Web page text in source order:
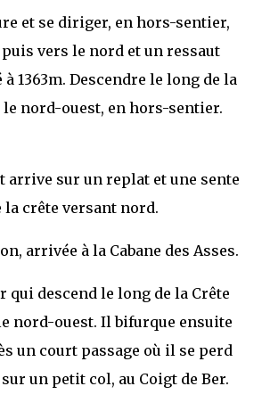
et se diriger, en hors-sentier,
vers le nord et un ressaut
1363m. Descendre le long de la
nord-ouest, en hors-sentier.
arrive sur un replat et une sente
la crête versant nord.
arrivée à la Cabane des Asses.
qui descend le long de la Crête
nord-ouest. Il bifurque ensuite
un court passage où il se perd
un petit col, au Coigt de Ber.